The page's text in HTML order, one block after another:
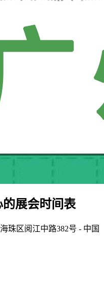
展会时间表
珠区阅江中路382号 - 中国